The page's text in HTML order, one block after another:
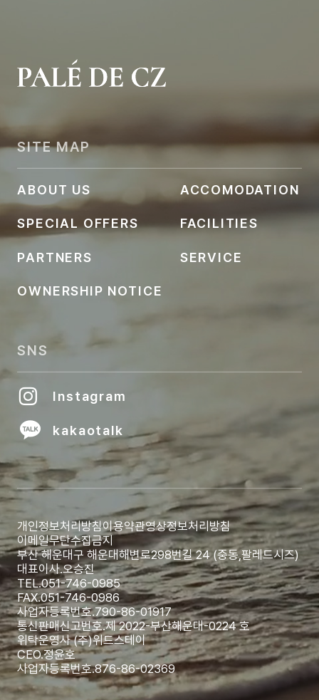
SITE MAP
ABOUT US ACCOMODATION
SPECIAL OFFERS FACILITIES
PARTNERS SERVICE
OWNERSHIP NOTICE
SNS
Instagram
kakaotalk
개인정보처리방침이용약관영상정보처리방침
이메일무단수집금지
부산 해운대구 해운대해변로298번길 24 (중동,팔레드시즈)
대표이사.오승진
TEL.051-746-0985
FAX.051-746-0986
사업자등록번호.790-86-01917
통신판매신고번호.제 2022-부산해운대-0224 호
위탁운영사 (주)위드스테이
CEO.정윤호
사업자등록번호.876-86-02369